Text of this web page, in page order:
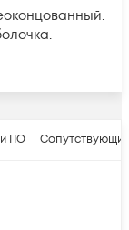
ПО